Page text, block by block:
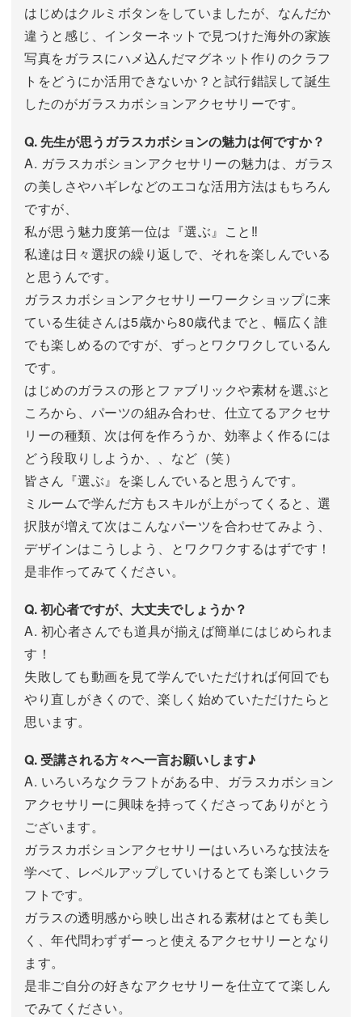
はじめはクルミボタンをしていましたが、なんだか
違うと感じ、インターネットで見つけた海外の家族
写真をガラスにハメ込んだマグネット作りのクラフ
トをどうにか活用できないか？と試行錯誤して誕生
したのがガラスカボションアクセサリーです。
Q. 先生が思うガラスカボションの魅力は何ですか？
A. ガラスカボションアクセサリーの魅力は、ガラス
の美しさやハギレなどのエコな活用方法はもちろん
ですが、
私が思う魅力度第一位は『選ぶ』こと‼︎
私達は日々選択の繰り返しで、それを楽しんでいる
と思うんです。
ガラスカボションアクセサリーワークショップに来
ている生徒さんは5歳から80歳代までと、幅広く誰
でも楽しめるのですが、ずっとワクワクしているん
です。
はじめのガラスの形とファブリックや素材を選ぶと
ころから、パーツの組み合わせ、仕立てるアクセサ
リーの種類、次は何を作ろうか、効率よく作るには
どう段取りしようか、、など（笑）
皆さん『選ぶ』を楽しんでいると思うんです。
ミルームで学んだ方もスキルが上がってくると、選
択肢が増えて次はこんなパーツを合わせてみよう、
デザインはこうしよう、とワクワクするはずです！
是非作ってみてください。
Q. 初心者ですが、大丈夫でしょうか？
A. 初心者さんでも道具が揃えば簡単にはじめられま
す！
失敗しても動画を見て学んでいただければ何回でも
やり直しがきくので、楽しく始めていただけたらと
思います。
Q. 受講される方々へ一言お願いします♪
A. いろいろなクラフトがある中、ガラスカボション
アクセサリーに興味を持ってくださってありがとう
ございます。
ガラスカボションアクセサリーはいろいろな技法を
学べて、レベルアップしていけるとても楽しいクラ
フトです。
ガラスの透明感から映し出される素材はとても美し
く、年代問わずずーっと使えるアクセサリーとなり
ます。
是非ご自分の好きなアクセサリーを仕立てて楽しん
でみてください。